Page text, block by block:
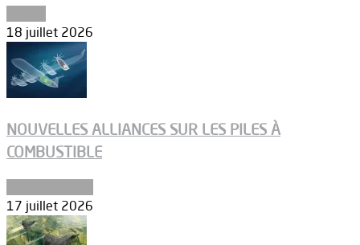
18 juillet 2026
NOUVELLES ALLIANCES SUR LES PILES À
COMBUSTIBLE
17 juillet 2026